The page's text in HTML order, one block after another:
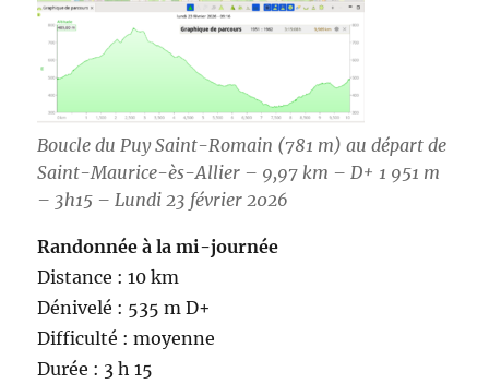
Boucle du Puy Saint-Romain (781 m) au départ de
Saint-Maurice-ès-Allier – 9,97 km – D+ 1 951 m
– 3h15 – Lundi 23 février 2026
Randonnée à la mi-journée
Distance : 10 km
Dénivelé : 535 m D+
Difficulté : moyenne
Durée : 3 h 15